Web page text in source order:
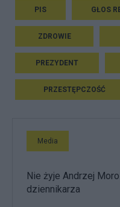
PIS GŁOS
ZDROWIE
PREZYDENT
PRZESTĘPCZOŚĆ
Media
Nie żyje Andrzej
dziennikarza